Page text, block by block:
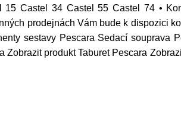
Castel 34 Castel 55 Castel 74 •
prodejnách Vám bude k dispozici
sestavy Pescara Sedací souprava
produkt Taburet Pescara